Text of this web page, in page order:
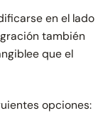
en el lado
también
que el
opciones: